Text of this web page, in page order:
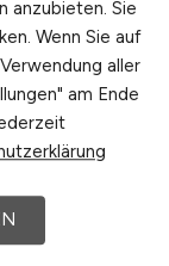
anzubieten. Sie
Wenn Sie auf
aller
am Ende